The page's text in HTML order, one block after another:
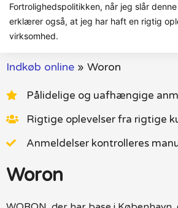
Fortrolighedspolitikken, når jeg slår
erklærer også, at jeg har haft en rigtig
virksomhed.
Indkøb online » Woron
Pålidelige og uafhængige
Rigtige oplevelser fra rigtige
Anmeldelser kontrolleres
Woron